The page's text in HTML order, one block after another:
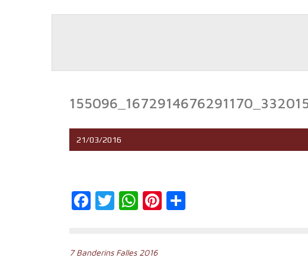
21/03/2016
Facebook
Twitter
WhatsApp
Pinterest
Navegación
7 Banderins Falles 2016